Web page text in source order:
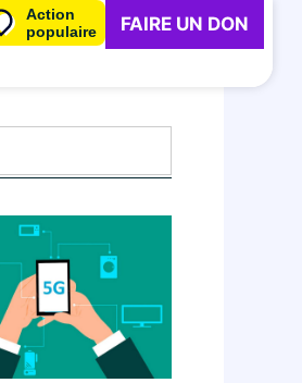
Action
populaire
FAIRE UN DON